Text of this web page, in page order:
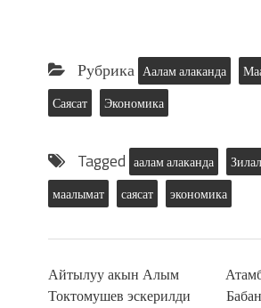
Рубрика Аалам алаканда
Саясат
Экономика
Tagged аалам алаканда
маалымат
саясат экономика
Айтылуу акын Алым
Токтомушев эскерилди